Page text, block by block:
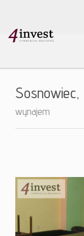
Sosnowiec,
wynajem